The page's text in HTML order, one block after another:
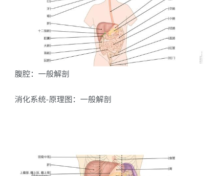
腹腔：一般解剖
消化系统-原理图：一般解剖